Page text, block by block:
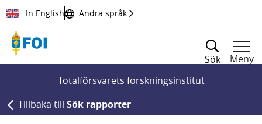
Till innehållet
In English Andra språk
Sök
Meny
Totalförsvarets forskningsinstitut
Tillbaka till Sök rapporter